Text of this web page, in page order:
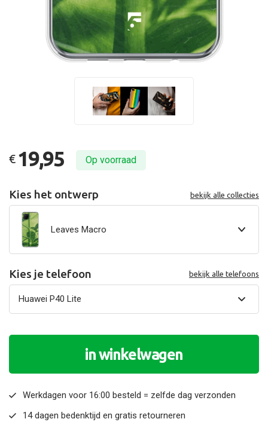
€ 19,95 Op voorraad
Kies het ontwerp bekijk alle collecties
Leaves Macro
Kies je telefoon bekijk alle telefoons
in winkelwagen
Werkdagen voor 16:00 besteld = zelfde dag verzonden
14 dagen bedenktijd en gratis retourneren